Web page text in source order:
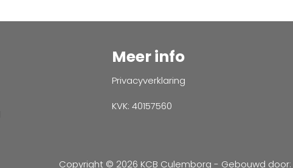
Meer info
Privacyverklaring
KVK: 40157560
Copyright © 2026 KCB Culemborg - Gebouwd door: